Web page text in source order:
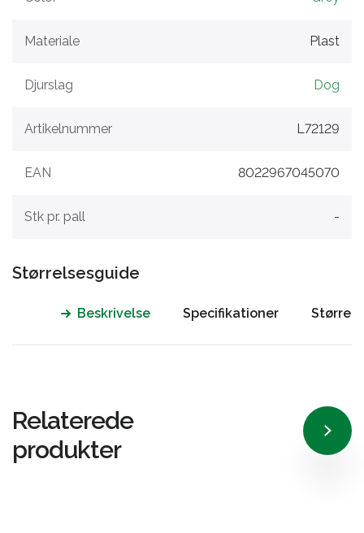
Materiale Plast
Djurslag Dog
Artikelnummer L72129
EAN 8022967045070
Stk pr. pall -
Størrelsesguide
Beskrivelse Specifikationer
Relaterede
produkter